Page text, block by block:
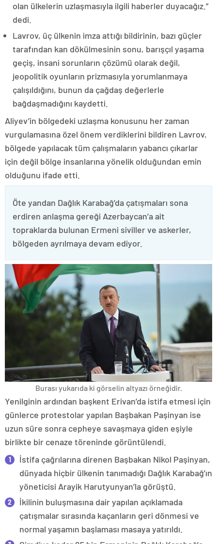
olan ülkelerin uzlaşmasıyla ilgili haberler duyacağız.”
dedi.
Lavrov, üç ülkenin imza attığı bildirinin, bazı güçler
tarafından kan dökülmesinin sonu, barışçıl yaşama
geçiş, insani sorunların çözümü olarak değil,
jeopolitik oyunların prizmasıyla yorumlanmaya
çalışıldığını, bunun da çağdaş değerlerle
bağdaşmadığını kaydetti.
Aliyev’in bölgedeki uzlaşma konusunu her zaman
vurgulamasına özel önem verdiklerini bildiren Lavrov,
bölgede yapılacak tüm çalışmaların yabancı çıkarlar
için değil bölge insanlarına yönelik olduğundan emin
olduğunu ifade etti.
Öte yandan Dağlık Karabağ’da çatışmaları sona
erdiren anlaşma gereği Azerbaycan’a ait
topraklarda bulunan Ermeni siviller ve askerler,
bölgeden ayrılmaya devam ediyor.
Burası yukarıda ki görselin altyazı örneğidir.
Yenilginin ardından başkent Erivan’da istifa etmesi için
günlerce protestolar yapılan Başbakan Paşinyan ise
uzun süre sonra cepheye savaşmaya giden eşiyle
birlikte bir cenaze töreninde görüntülendi.
İstifa çağrılarına direnen Başbakan Nikol Paşinyan,
dünyada hiçbir ülkenin tanımadığı Dağlık Karabağ’ın
yöneticisi Arayik Harutyunyan’la görüştü.
İkilinin buluşmasına dair yapılan açıklamada
çatışmalar sırasında kaçanların geri dönmesi ve
normal yaşamın başlaması masaya yatırıldı.